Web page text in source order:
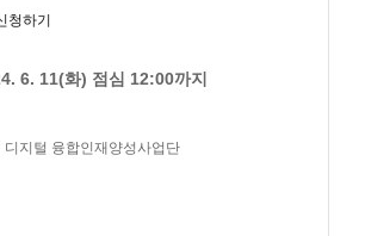
청하기
6. 11(화) 점심 12:00까지
디지털 융합인재양성사업단